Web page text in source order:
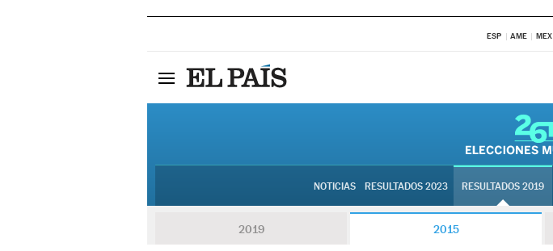
ESP AME MEX
NOTICIAS RESULTADOS 2023 RESULTADOS 2019
2019 2015